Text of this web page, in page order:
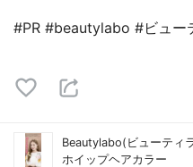
#PR #beautylabo #ビュー
Beautylabo(ビューティ
ホイップヘアカラー